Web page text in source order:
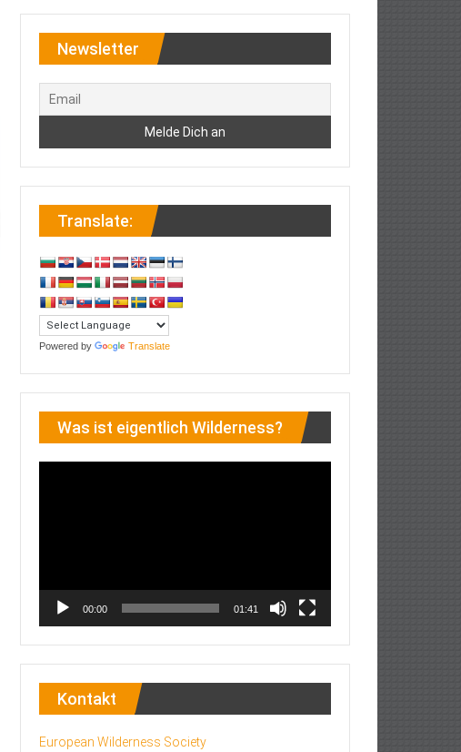
Newsletter
Translate:
Powered by Translate
Was ist eigentlich Wilderness?
00:00 01:41
Kontakt
European Wilderness Society